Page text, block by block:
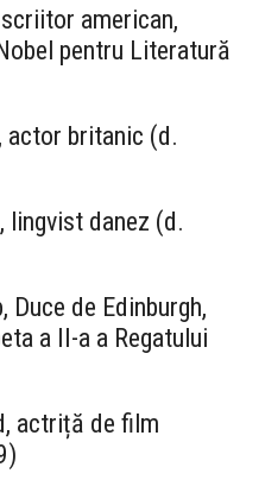
american,
pentru Literatură
actor britanic (d.
lingvist danez (d.
de Edinburgh,
a II-a a Regatului
actriță de film